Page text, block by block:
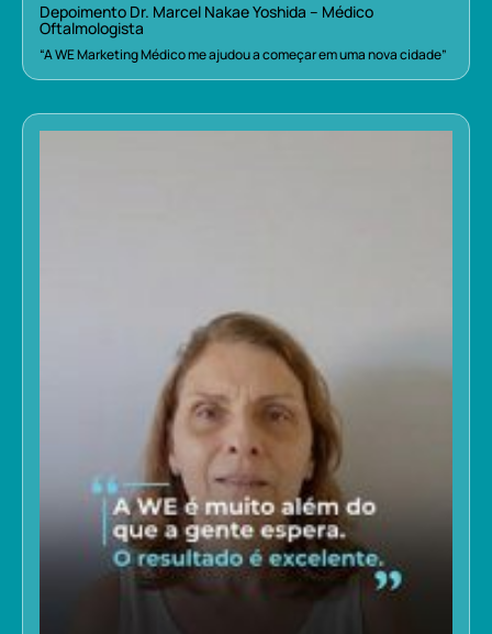
Depoimento Dr. Marcel Nakae Yoshida – Médico
Oftalmologista
“A WE Marketing Médico me ajudou a começar em uma nova cidade”